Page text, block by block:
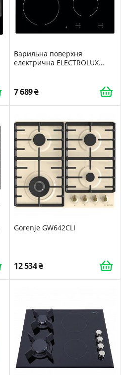
Варильна поверхня
електрична ELECTROLUX
7 689
Gorenje GW642CLI
12 534